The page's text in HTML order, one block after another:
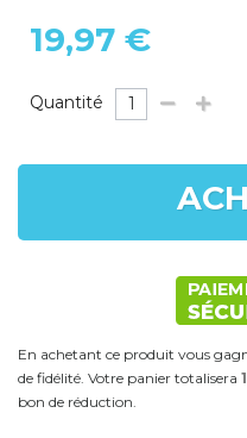
19,97 €
Quantité
En achetant ce produit vous
de fidélité. Votre panier totalisera
bon de réduction.